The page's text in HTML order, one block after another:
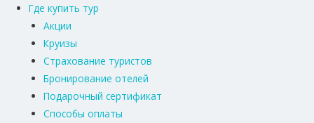
Где купить тур
Акции
Круизы
Страхование туристов
Бронирование отелей
Подарочный сертификат
Способы оплаты